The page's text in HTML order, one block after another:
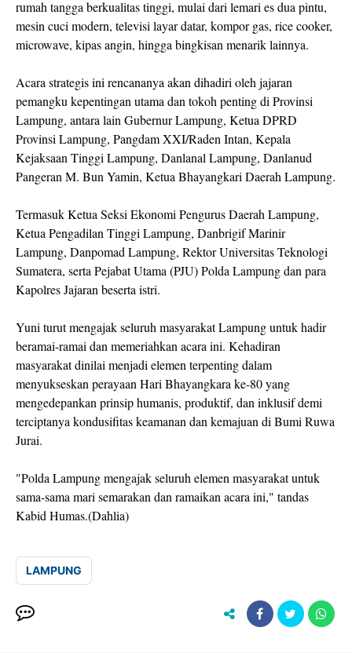
rumah tangga berkualitas tinggi, mulai dari lemari es dua pintu,
mesin cuci modern, televisi layar datar, kompor gas, rice cooker,
microwave, kipas angin, hingga bingkisan menarik lainnya.
Acara strategis ini rencananya akan dihadiri oleh jajaran
pemangku kepentingan utama dan tokoh penting di Provinsi
Lampung, antara lain Gubernur Lampung, Ketua DPRD
Provinsi Lampung, Pangdam XXI/Raden Intan, Kepala
Kejaksaan Tinggi Lampung, Danlanal Lampung, Danlanud
Pangeran M. Bun Yamin, Ketua Bhayangkari Daerah Lampung.
Termasuk Ketua Seksi Ekonomi Pengurus Daerah Lampung,
Ketua Pengadilan Tinggi Lampung, Danbrigif Marinir
Lampung, Danpomad Lampung, Rektor Universitas Teknologi
Sumatera, serta Pejabat Utama (PJU) Polda Lampung dan para
Kapolres Jajaran beserta istri.
Yuni turut mengajak seluruh masyarakat Lampung untuk hadir
beramai-ramai dan memeriahkan acara ini. Kehadiran
masyarakat dinilai menjadi elemen terpenting dalam
menyukseskan perayaan Hari Bhayangkara ke-80 yang
mengedepankan prinsip humanis, produktif, dan inklusif demi
terciptanya kondusifitas keamanan dan kemajuan di Bumi Ruwa
Jurai.
"Polda Lampung mengajak seluruh elemen masyarakat untuk
sama-sama mari semarakan dan ramaikan acara ini," tandas
Kabid Humas.(Dahlia)
LAMPUNG